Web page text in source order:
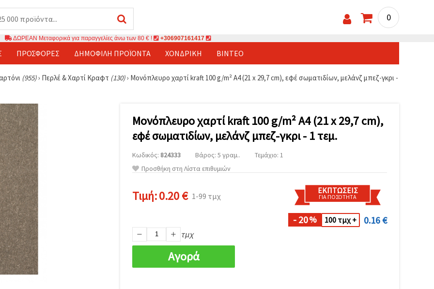
0
ΔΩΡΕΑΝ Μεταφορικά για παραγγελίες άνω των 80 € ! +306907161417
ΠΡΟΣΦΟΡΈΣ ΔΗΜΟΦΙΛΉ ΠΡΟΪΌΝΤΑ ΧΟΝΔΡΙΚΉ ΒΊΝΤΕΟ
(955)› Περλέ & Χαρτί Κραφτ (130)› Μονόπλευρο χαρτί kraft 100 g/m² A4 (21 x 29,7 cm), εφέ σωματιδίων, μελάνζ μπεζ-γκρι -
Μονόπλευρο χαρτί kraft 100 g/m² A4 (21 x 29,7 cm),
εφέ σωματιδίων, μελάνζ μπεζ-γκρι - 1 τεμ.
Κωδικός: 824333 Βάρος: 5 γραμ..
Τεμάχιο: 1
Προσθήκη στη Λίστα επιθυμιών
Τιμή:0.20 € 1-99 τμχ
ΕΚΠΤΏΣΕΙΣ
ΓΙΑ ΠΟΣΌΤΗΤΑ
- 20% 100 τμχ + 0.16 €
τμχ
Αγορά